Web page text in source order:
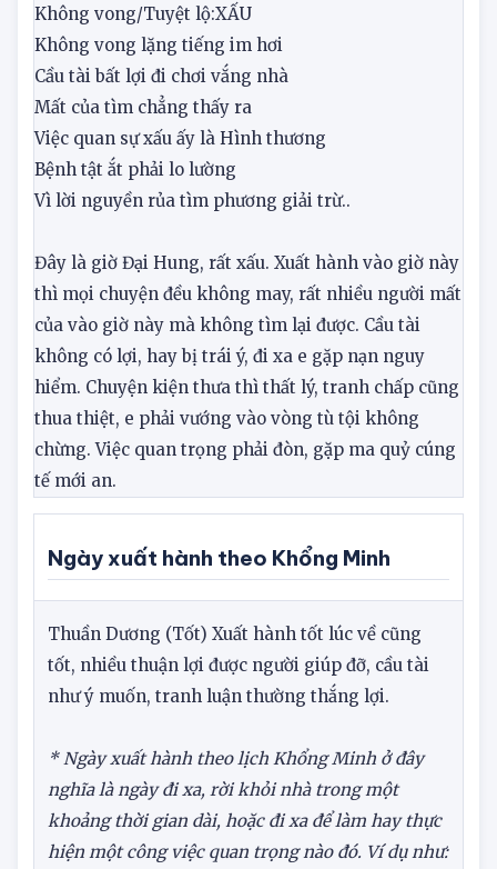
21h-23h
Không vong/Tuyệt lộ: XẤU
Không vong lặng tiếng im hơi
Cầu tài bất lợi đi chơi vắng nhà
Mất của tìm chẳng thấy ra
Việc quan sự xấu ấy là Hình thương
Bệnh tật ắt phải lo lường
Đây là giờ Đại Hung, rất xấu. Xuất hành vào giờ này
thì mọi chuyện đều không may, rất nhiều người mất
của vào giờ này mà không tìm lại được. Cầu tài
không có lợi, hay bị trái ý, đi xa e gặp nạn nguy
hiểm. Chuyện kiện thưa thì thất lý, tranh chấp cũng
thua thiệt, e phải vướng vào vòng tù tội không
chừng. Việc quan trọng phải đòn, gặp ma quỷ cúng
Ngày xuất hành theo Khổng Minh
Thuần Dương (Tốt)
Xuất hành tốt lúc về cũng
tốt, nhiều thuận lợi được người giúp đỡ, cầu tài
như ý muốn, tranh luận thường thắng lợi.
* Ngày xuất hành theo lịch Khổng Minh ở đây
nghĩa là ngày đi xa, rời khỏi nhà trong một